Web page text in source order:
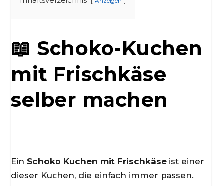
📖 Schoko-Kuchen
mit Frischkäse
selber machen
Ein Schoko Kuchen mit Frischkäse ist einer
dieser Kuchen, die einfach immer passen.